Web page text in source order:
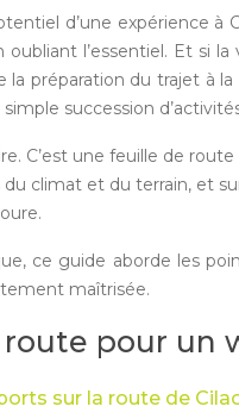
d’une expérience
l’essentiel. Et si
la préparation du trajet à
succession
C’est une feuille de
climat et du terrain, et
ce guide aborde les
maîtrisée.
pour un
sur la route de